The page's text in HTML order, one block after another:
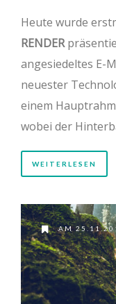
Heute wurde
RENDER
angesiedeltes E-
neuester
einem
wobei der
WEITERLESEN
AM